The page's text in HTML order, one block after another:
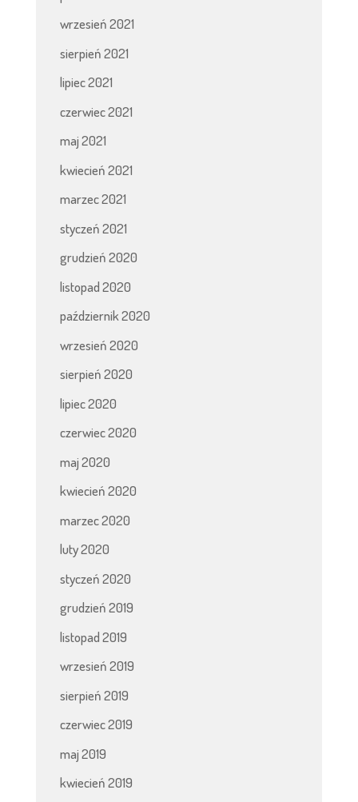
wrzesień 2021
sierpień 2021
lipiec 2021
czerwiec 2021
maj 2021
kwiecień 2021
marzec 2021
styczeń 2021
grudzień 2020
listopad 2020
październik 2020
wrzesień 2020
sierpień 2020
lipiec 2020
czerwiec 2020
maj 2020
kwiecień 2020
marzec 2020
luty 2020
styczeń 2020
grudzień 2019
listopad 2019
wrzesień 2019
sierpień 2019
czerwiec 2019
maj 2019
kwiecień 2019